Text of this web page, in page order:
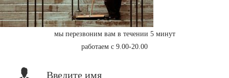
мы перезвоним вам в течении 5 минут
работаем с 9.00-20.00
Введите имя